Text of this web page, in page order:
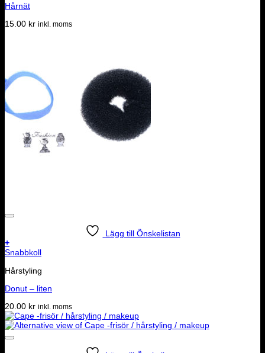
Hårnät
15.00 kr inkl. moms
Lägg till Önskelistan
+
Snabbkoll
Hårstyling
Donut – liten
20.00 kr inkl. moms